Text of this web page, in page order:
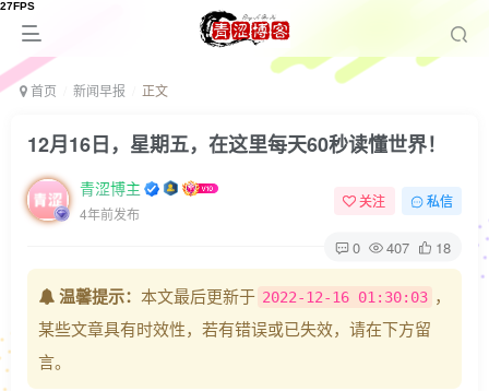
首页 新闻早报 正文
12月16日，星期五，在这里每天60秒读懂世界！
青涩博主
4年前发布
关注 私信
0 407 18
温馨提示： 本文最后更新于 2022-12-16 01:30:03 ，
某些文章具有时效性，若有错误或已失效，请在下方留
言。